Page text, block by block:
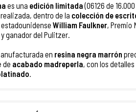
es una edición limitada(06126 de
dentro de la colección de
William Faulkner, Premio
y ganador del Pulitzer.
en resina negra marrón
de acabado madreperla, con los
.